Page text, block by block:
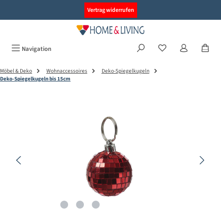
Vertrag widerrufen
Navigation
Möbel & Deko Wohnaccessoires
Deko-Spiegelkugeln
Deko-Spiegelkugeln bis 15cm